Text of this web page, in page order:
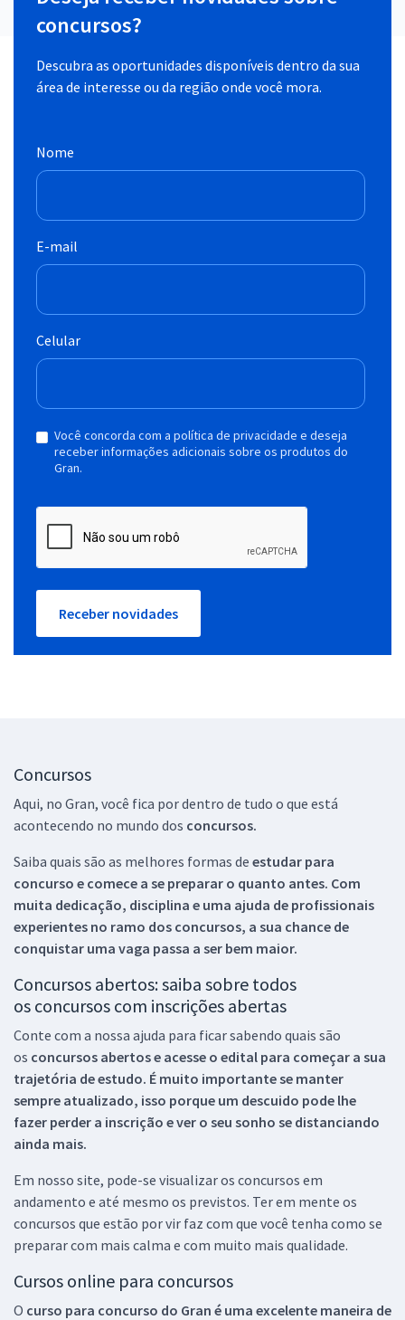
concursos?
Descubra as oportunidades disponíveis dentro da sua
área de interesse ou da região onde você mora.
Nome
E-mail
Celular
Você concorda com a política de privacidade e deseja
receber informações adicionais sobre os produtos do
Gran.
Receber novidades
Concursos
Aqui, no Gran, você fica por dentro de tudo o que está
acontecendo no mundo dos concursos.
Saiba quais são as melhores formas de estudar para
concurso e comece a se preparar o quanto antes. Com
muita dedicação, disciplina e uma ajuda de profissionais
experientes no ramo dos concursos, a sua chance de
conquistar uma vaga passa a ser bem maior.
Concursos abertos: saiba sobre todos
os concursos com inscrições abertas
Conte com a nossa ajuda para ficar sabendo quais são
os concursos abertos e acesse o edital para começar a sua
trajetória de estudo. É muito importante se manter
sempre atualizado, isso porque um descuido pode lhe
fazer perder a inscrição e ver o seu sonho se distanciando
ainda mais.
Em nosso site, pode-se visualizar os concursos em
andamento e até mesmo os previstos. Ter em mente os
concursos que estão por vir faz com que você tenha como se
preparar com mais calma e com muito mais qualidade.
Cursos online para concursos
O curso para concurso do Gran é uma excelente maneira de